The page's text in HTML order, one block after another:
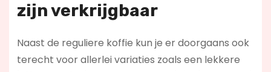
zijn verkrijgbaar
Naast de reguliere koffie kun je er doorgaans ook
terecht voor allerlei variaties zoals een lekkere